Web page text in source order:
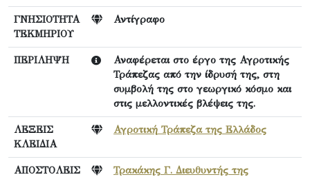
ΓΝΗΣΙΟΤΗΤΑ
ΤΕΚΜΗΡΙΟΥ
Αντίγραφο
ΠΕΡΙΛΗΨΗ
Αναφέρεται στο έργο της Αγροτικής
Τράπεζας από την ίδρυσή της, στη
συμβολή της στο γεωργικό κόσμο και
στις μελλοντικές βλέψεις της.
ΛΕΞΕΙΣ
ΚΛΕΙΔΙΑ
Αγροτική Τράπεζα της Ελλάδος
ΑΠΟΣΤΟΛΕΙΣ
Τρακάκης Γ. Διευθυντής της